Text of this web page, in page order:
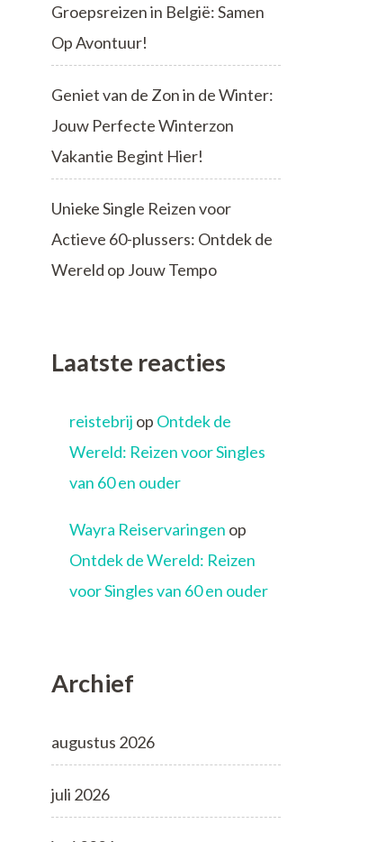
Groepsreizen in België: Samen
Op Avontuur!
Geniet van de Zon in de Winter:
Jouw Perfecte Winterzon
Vakantie Begint Hier!
Unieke Single Reizen voor
Actieve 60-plussers: Ontdek de
Wereld op Jouw Tempo
Laatste reacties
reistebrij op Ontdek de
Wereld: Reizen voor Singles
van 60 en ouder
Wayra Reiservaringen op
Ontdek de Wereld: Reizen
voor Singles van 60 en ouder
Archief
augustus 2026
juli 2026